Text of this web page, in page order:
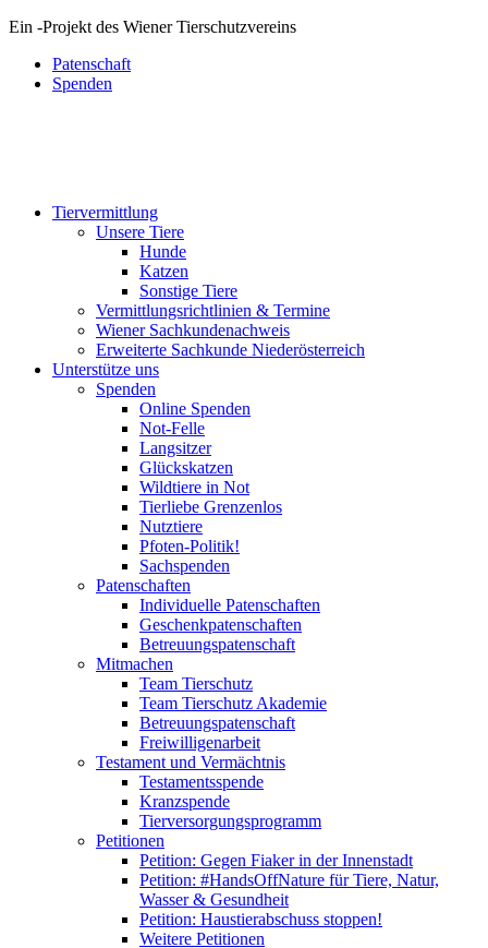
Ein -Projekt des Wiener Tierschutzvereins
Patenschaft
Spenden
Tiervermittlung
Unsere Tiere
Hunde
Katzen
Sonstige Tiere
Vermittlungsrichtlinien & Termine
Wiener Sachkundenachweis
Erweiterte Sachkunde Niederösterreich
Unterstütze uns
Spenden
Online Spenden
Not-Felle
Langsitzer
Glückskatzen
Wildtiere in Not
Tierliebe Grenzenlos
Nutztiere
Pfoten-Politik!
Sachspenden
Patenschaften
Individuelle Patenschaften
Geschenkpatenschaften
Betreuungspatenschaft
Mitmachen
Team Tierschutz
Team Tierschutz Akademie
Betreuungspatenschaft
Freiwilligenarbeit
Testament und Vermächtnis
Testamentsspende
Kranzspende
Tierversorgungsprogramm
Petitionen
Petition: Gegen Fiaker in der Innenstadt
Petition: #HandsOffNature für Tiere, Natur,
Wasser & Gesundheit
Petition: Haustierabschuss stoppen!
Weitere Petitionen